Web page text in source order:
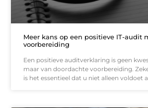
Meer kans op een positieve IT-audit
voorbereiding
Een positieve auditverklaring is geen
maar van doordachte voorbereiding.
is het essentieel dat u niet alleen voldoet